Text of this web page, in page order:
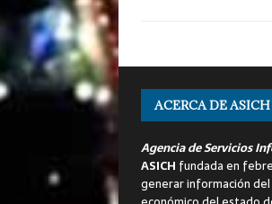
ACERCA DE ASICH
Agencia de Servicios
ASICH fundada en
generar información